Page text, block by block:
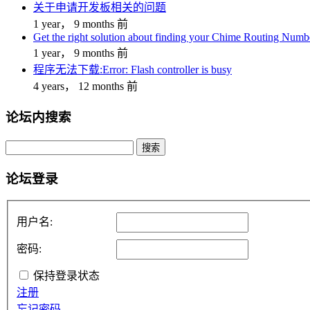
关于申请开发板相关的问题
1 year， 9 months 前
Get the right solution about finding your Chime Routing
1 year， 9 months 前
程序无法下载:Error: Flash controller is busy
4 years， 12 months 前
论坛内搜索
论坛登录
用户名:
密码:
保持登录状态
注册